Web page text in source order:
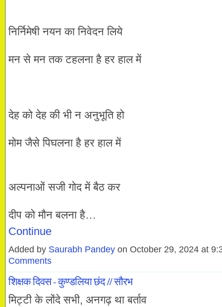
निर्निमेषी नयन का निवेदन लिये
मन से मन तक टहलना है हर हाल में
देह को देह की भी न अनुभूति हो
मोम जैसे पिघलना है हर हाल में
अल्पनाओं सजी गोद में बैठ कर
दीप को मौन बलना है…
Continue
Added by Saurabh Pandey on October 29, 2024 at
Comments
शिक्षक दिवस - कुण्डलिया छंद // सौरभ
मिट्टी के लोंदे सभी, अनगढ़ था बर्ताव